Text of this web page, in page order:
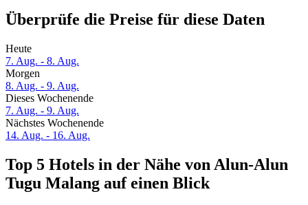
Überprüfe die Preise für diese Daten
Heute
7. Aug. - 8. Aug.
Morgen
8. Aug. - 9. Aug.
Dieses Wochenende
7. Aug. - 9. Aug.
Nächstes Wochenende
14. Aug. - 16. Aug.
Top 5 Hotels in der Nähe von Alun-Alun
Tugu Malang auf einen Blick